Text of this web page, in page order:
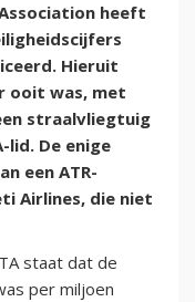
heeft
Hieruit
ooit was, met
straalvliegtuig
lid. De enige
een ATR-
Airlines, die niet
staat dat de
per miljoen